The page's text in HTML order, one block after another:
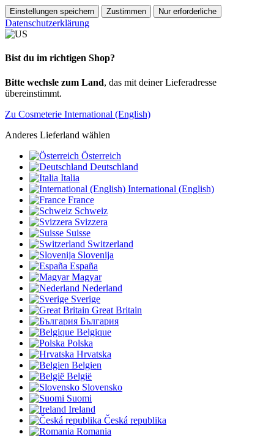
Einstellungen speichern Zustimmen Nur erforderliche
Datenschutzerklärung
Bist du im richtigen Shop?
Bitte wechsle zum Land, das mit deiner Lieferadresse
übereinstimmt.
Zu Cosmeterie International (English)
Anderes Lieferland wählen
Österreich
Deutschland
Italia
International (English)
France
Schweiz
Svizzera
Suisse
Switzerland
Slovenija
España
Magyar
Nederland
Sverige
Great Britain
България
Belgique
Polska
Hrvatska
Belgien
België
Slovensko
Suomi
Ireland
Česká republika
Romania